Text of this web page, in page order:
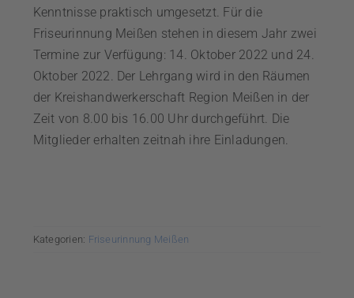
Kenntnisse praktisch umgesetzt. Für die
Friseurinnung Meißen stehen in diesem Jahr zwei
Termine zur Verfügung: 14. Oktober 2022 und 24.
Oktober 2022. Der Lehrgang wird in den Räumen
der Kreishandwerkerschaft Region Meißen in der
Zeit von 8.00 bis 16.00 Uhr durchgeführt. Die
Mitglieder erhalten zeitnah ihre Einladungen.
Kategorien: Friseurinnung Meißen